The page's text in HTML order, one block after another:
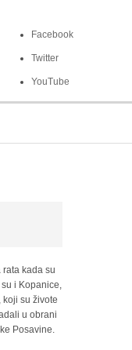
Facebook
Twitter
YouTube
kada su
i Kopanice,
su živote
u obrani
Posavine.